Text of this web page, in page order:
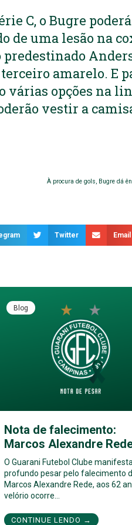
C, o Bugre
de uma lesão na
amarelo. E
várias opções na
vestir a
À procura de gols, Bugre dá
Twitter Email
Blog
Nota de falecimento:
Marcos Alexandre
O Guarani Futebol Clube
profundo pesar pelo falecimento
Marcos Alexandre Rede, aos 62
velório ocorre…
CONTINUE LENDO →